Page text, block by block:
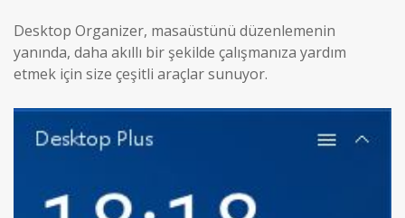
Desktop Organizer, masaüstünü düzenlemenin
yanında, daha akıllı bir şekilde çalışmanıza yardım
etmek için size çeşitli araçlar sunuyor.